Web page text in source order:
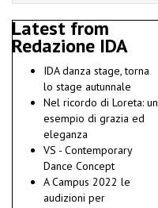
Latest from
Redazione IDA
IDA danza stage, torna
lo stage autunnale
Nel ricordo di Loreta: un
esempio di grazia ed
eleganza
VS - Contemporary
Dance Concept
A Campus 2022 le
audizioni per